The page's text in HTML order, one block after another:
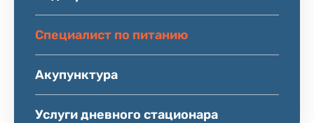
Специалист по питанию
Акупунктура
Услуги дневного стационара